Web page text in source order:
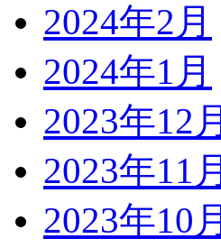
2024年2月
2024年1月
2023年12月
2023年11月
2023年10月